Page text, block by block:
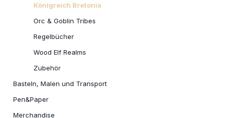
Königreich Bretonia
Orc & Goblin Tribes
Regelbücher
Wood Elf Realms
Zubehör
Basteln, Malen und Transport
Pen&Paper
Merchandise